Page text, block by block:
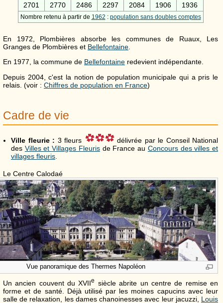
2701
2770 2486 2297 2084 1906 1936
Nombre retenu à partir de 1962 : population sans doubles comptes
En 1972, Plombières absorbe les communes de Ruaux, Les
Granges de Plombières et Bellefontaine
En 1977, la commune de Bellefontaine redevient indépendante.
Depuis 2004, c'est la notion de population municipale qui a pris le
relais. (voir : Chiffres de population en France)
Cadre de vie
Ville fleurie : 3 fleurs
délivrée par le Conseil National
des Villes et Villages Fleurisde France au Concours des villes et
villages fleuris
Le Centre Calodaé
Vue panoramique des Thermes Napoléon
Un ancien couvent duXVIIe siècle abrite un centre de remise en
forme et de santé. Déjà utilisé par les moines capucins avec leur
salle de relaxation, les dames chanoinesses avec leur jacuzzi, Louis